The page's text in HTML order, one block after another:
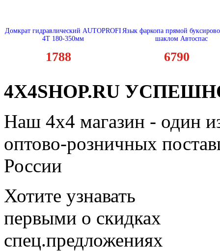
Домкрат гидравлический AUTOPROFI
4Т 180-350мм
1788
Язык фаркопа прямой
шаклом Автоспас
6790
4X4SHOP.RU
Наш 4x4 магазин - один
оптово-розничных
России
Хотите узнавать
первыми о скидках
спец.предложениях